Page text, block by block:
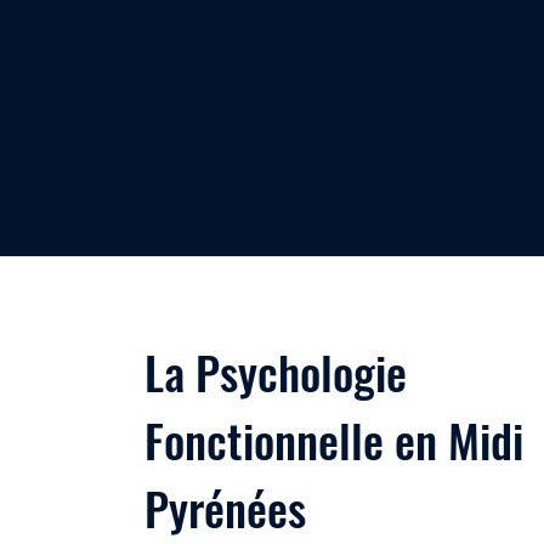
La Psychologie
Fonctionnelle en Midi
Pyrénées